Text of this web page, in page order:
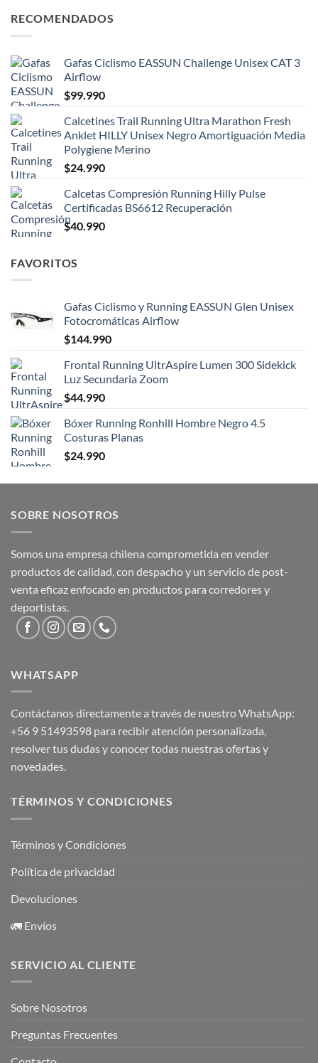
RECOMENDADOS
Gafas Ciclismo EASSUN Challenge Unisex CAT 3
Airflow
$99.990
Calcetines Trail Running Ultra Marathon Fresh
Anklet HILLY Unisex Negro Amortiguación Media
Polygiene Merino
$24.990
Calcetas Compresión Running Hilly Pulse
Certificadas BS6612 Recuperación
$40.990
FAVORITOS
Gafas Ciclismo y Running EASSUN Glen Unisex
Fotocromáticas Airflow
$144.990
Frontal Running UltrAspire Lumen 300 Sidekick
Luz Secundaria Zoom
$44.990
Bóxer Running Ronhill Hombre Negro 4.5
Costuras Planas
$24.990
SOBRE NOSOTROS
Somos una empresa chilena comprometida en vender
productos de calidad, con despacho y un servicio de post-
venta eficaz enfocado en productos para corredores y
deportistas.
WHATSAPP
Contáctanos directamente a través de nuestro WhatsApp:
+56 9 51493598 para recibir atención personalizada,
resolver tus dudas y conocer todas nuestras ofertas y
novedades.
TÉRMINOS Y CONDICIONES
Términos y Condiciones
Política de privacidad
Devoluciones
🚛 Envíos
SERVICIO AL CLIENTE
Sobre Nosotros
Preguntas Frecuentes